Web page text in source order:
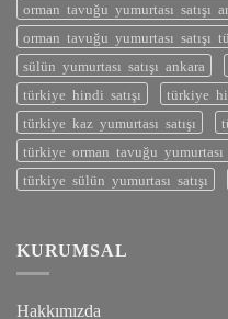
orman tavuğu yumurtası satışı
orman tavuğu yumurtası satışı
sülün yumurtası satışı ankara
türkiye hindi satışı
türkiye
türkiye kaz yumurtası satışı
türkiye orman tavuğu yumurtası
türkiye sülün yumurtası satışı
KURUMSAL
Hakkımızda